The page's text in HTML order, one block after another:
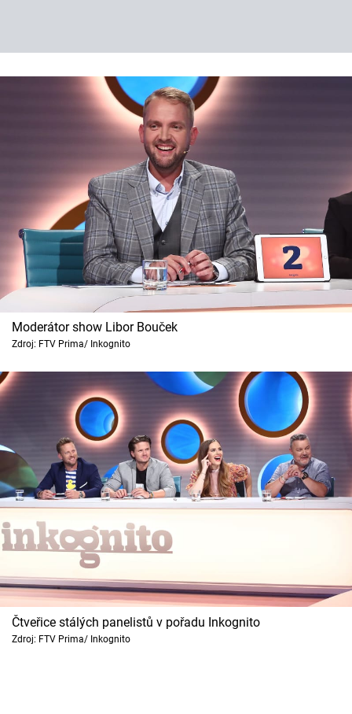
Moderátor show Libor Bouček
Zdroj: FTV Prima/ Inkognito
Čtveřice stálých panelistů v pořadu Inkognito
Zdroj: FTV Prima/ Inkognito